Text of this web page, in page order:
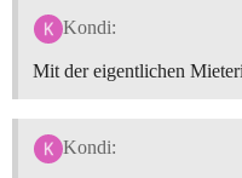
Kondi:
Mit der eigentlichen
Kondi: